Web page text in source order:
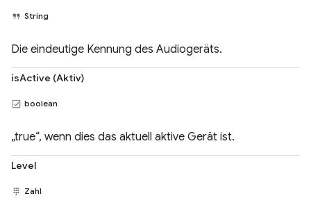
String
Die eindeutige Kennung des Audiogeräts.
isActive (Aktiv)
boolean
„true“, wenn dies das aktuell aktive Gerät ist.
Level
Zahl